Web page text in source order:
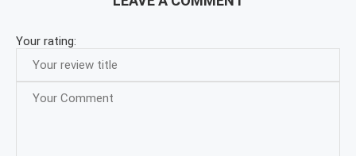
Your rating: